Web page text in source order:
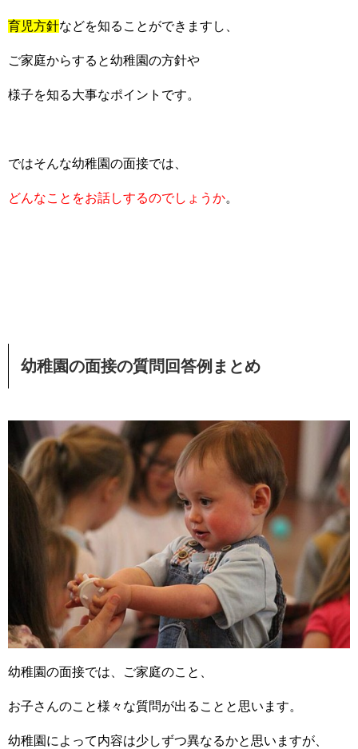
育児方針などを知ることができますし、
ご家庭からすると幼稚園の方針や
様子を知る大事なポイントです。
ではそんな幼稚園の面接では、
どんなことをお話しするのでしょうか。
幼稚園の面接の質問回答例まとめ
幼稚園の面接では、ご家庭のこと、
お子さんのこと様々な質問が出ることと思います。
幼稚園によって内容は少しずつ異なるかと思いますが、